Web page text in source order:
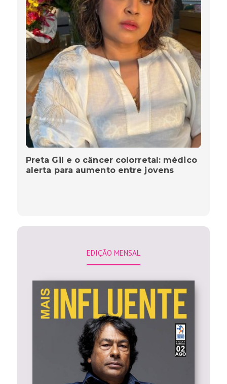
Preta Gil e o câncer colorretal: médico
alerta para aumento entre jovens
EDIÇÃO MENSAL